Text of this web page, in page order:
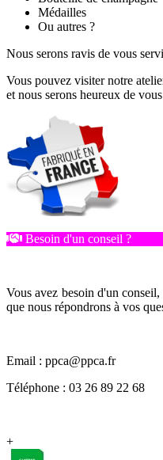
Médailles
Ou autres ?
Nous serons ravis de vous
Vous pouvez visiter notre
et nous serons heureux de
Besoin d'un conseil ?
Vous avez besoin d'un
que nous répondrons à vos
Email : ppca@ppca.fr
Téléphone : 03 26 89 22 68
+